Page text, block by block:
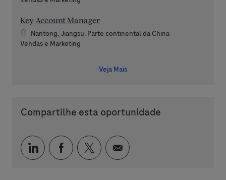
Key Account Manager
Localização
Nantong, Jiangsu, Parte continental da China
Categoria
Vendas e Marketing
Veja Mais
Compartilhe esta oportunidade
Compartilhar via LinkedIn
Compartilhar via Facebook
Compartilhar via twitter
Compartilhar via e-